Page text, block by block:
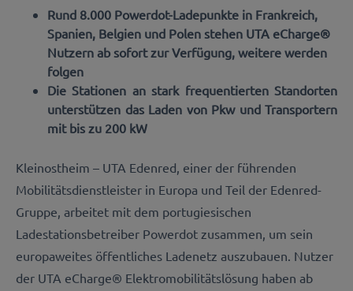
Rund 8.000 Powerdot-Ladepunkte in Frankreich,
Spanien, Belgien und Polen stehen UTA eCharge®
Nutzern ab sofort zur Verfügung, weitere werden
folgen
Die Stationen an stark frequentierten Standorten
unterstützen das Laden von Pkw und Transportern
mit bis zu 200 kW
Kleinostheim – UTA Edenred, einer der führenden
Mobilitätsdienstleister in Europa und Teil der Edenred-
Gruppe, arbeitet mit dem portugiesischen
Ladestationsbetreiber Powerdot zusammen, um sein
europaweites öffentliches Ladenetz auszubauen. Nutzer
der UTA eCharge® Elektromobilitätslösung haben ab